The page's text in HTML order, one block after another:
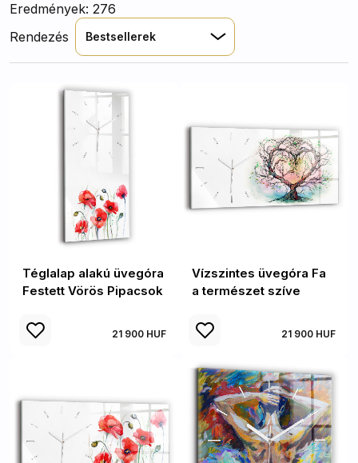
biztosan megtalálja az Ön ízlésének megfelelőt!
Eredmények: 276
Rendezés
Bestsellerek
Téglalap alakú üvegóra
Festett Vörös Pipacsok
21 900 HUF
Vízszintes üvegóra Fa
a természet szíve
21 900 HUF